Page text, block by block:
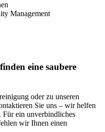
Management
eine saubere
oder zu unseren
Sie uns – wir helfen
Für ein unverbindliches
wir Ihnen einen